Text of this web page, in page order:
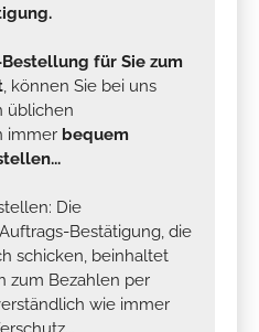
für Sie zum
, können Sie bei uns
üblichen
immer bequem
Die
Bestätigung, die
schicken, beinhaltet
zum Bezahlen per
wie immer